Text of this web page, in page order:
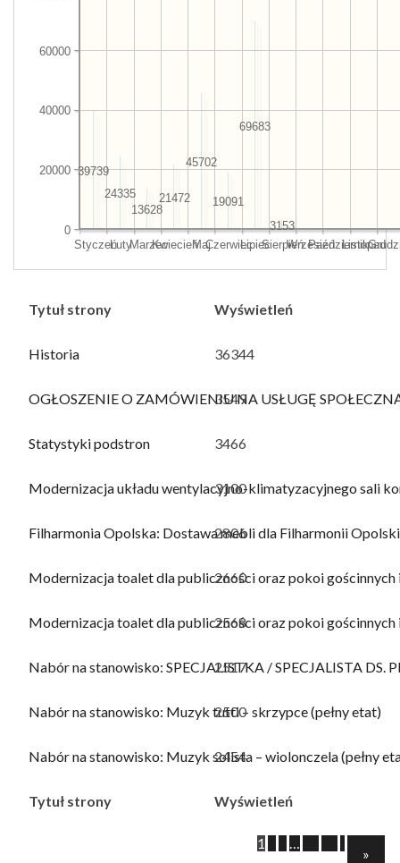
StyczeńLutyMarzecKwiecieńMajCzerwiecLipiecSierpieńWrzesień
Październik
Listopad
0
20000
40000
60000
3153
69683
19091
45702
21472
13628
24335
39739
Tytuł strony Wyświetleń
Tytuł strony Wyświetleń
Historia 36344
OGŁOSZENIE O ZAMÓWIENIU NA USŁUGĘ
3549
Statystyki podstron 3466
Modernizacja układu wentylacyjno-klimatyzacyjnego sali
3100
Filharmonia Opolska: Dostawa mebli dla Filharmonii
2806
Modernizacja toalet dla publiczności oraz pokoi
2660
Modernizacja toalet dla publiczności oraz pokoi
2568
Nabór na stanowisko: SPECJALISTKA / SPECJALISTA
2517
Nabór na stanowisko: Muzyk tutti – skrzypce (pełny etat)
2500
Nabór na stanowisko: Muzyk solista – wiolonczela (pełny
2454
1
»